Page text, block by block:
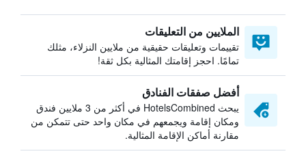
الملايين من التعليقات
تقييمات وتعليقات حقيقية من ملايين النزلاء، مثلك
تمامًا. احجز إقامتك المثالية بكل ثقة!
أفضل صفقات الفنادق
يبحث HotelsCombined في أكثر من 3 ملايين فندق
ومكان إقامة ويجمعهم في مكان واحد حتى تتمكن من
مقارنة أماكن الإقامة المثالية.